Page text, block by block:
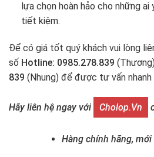
lựa chọn hoàn hảo cho những
tiết kiệm.
Để có giá tốt quý khách vui lòng
số Hotline: 0985.278.839
839 (Nhung) để được tư vấn nhanh
Hãy liên hệ ngay với Cholop.vn
Hàng chính hãng, mới